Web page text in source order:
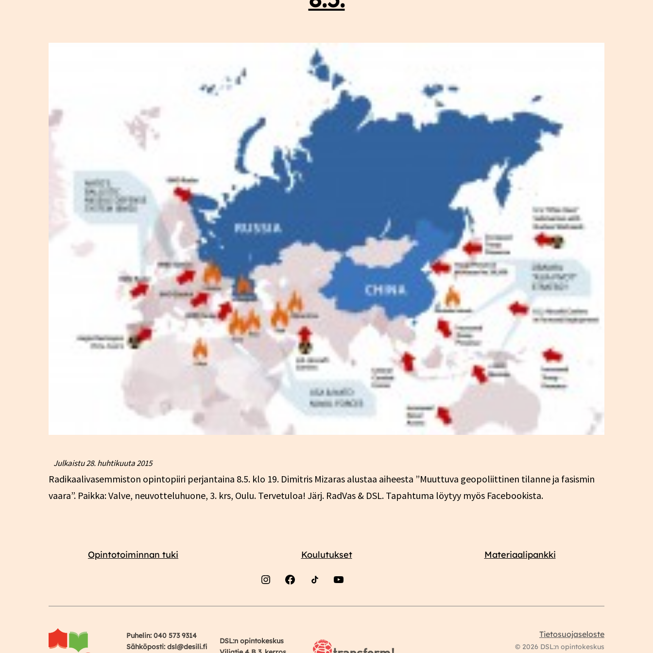
Julkaistu28. huhtikuuta 2015
Radikaalivasemmiston opintopiiri perjantaina 8.5. klo 19. Dimitris Mizaras alustaa aiheesta ”Muuttuva geopoliittinen tilanne ja fasismin
vaara”. Paikka: Valve, neuvotteluhuone, 3. krs, Oulu. Tervetuloa! Järj. RadVas & DSL. Tapahtuma löytyy myös Facebookista.
Opintotoiminnan tuki Koulutukset Materiaalipankki
Puhelin: 040 573 9314
Sähköposti: dsl@desili.fi
DSL:n opintokeskus
© 2026 DSL:n opintokeskus
Tietosuojaseloste